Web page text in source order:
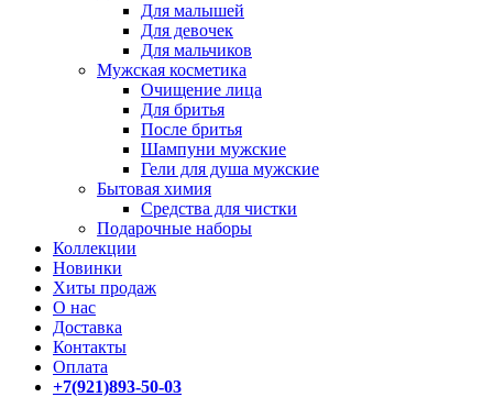
Для малышей
Для девочек
Для мальчиков
Мужская косметика
Очищение лица
Для бритья
После бритья
Шампуни мужские
Гели для душа мужские
Бытовая химия
Средства для чистки
Подарочные наборы
Коллекции
Новинки
Хиты продаж
О нас
Доставка
Контакты
Оплата
+7(921)893-50-03